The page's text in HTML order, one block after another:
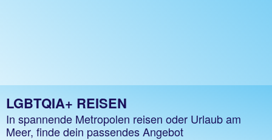
LGBTQIA+ REISEN
In spannende Metropolen reisen oder Urlaub am
Meer, finde dein passendes Angebot